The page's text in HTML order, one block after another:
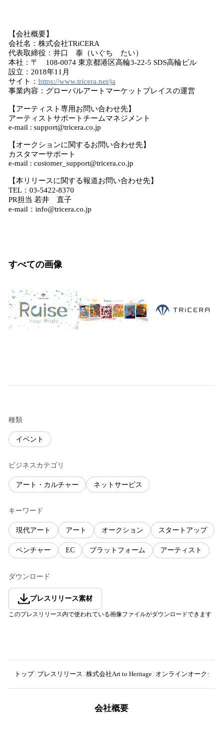
【会社概要】
会社名：株式会社TRiCERA
代表取締役：井口 泰（いぐち たい）
本社：〒 108-0074 東京都港区高輪3-22-5 SDS高輪ビル
設立：2018年11月
サイト： https://www.tricera.net/ja
事業内容：グローバルアートマーケットプレイスの運営
【アーティスト専用お問い合わせ先】
アーティストサポートチームマネジメント
e-mail : support@tricera.co.jp
【オークションに関するお問い合わせ先】
カスタマーサポート
e-mail : customer_support@tricera.co.jp
【本リリースに関する報道お問い合わせ先】
TEL：03-5422-8370
PR担当 若井 直子
e-mail：info@tricera.co.jp
すべての画像
種類
イベント
ビジネスカテゴリ
アート・カルチャー ネットサービス
キーワード
現代アート アート オークション スタートアップ
ベンチャー EC プラットフォーム アーティスト
ダウンロード
プレスリリース素材
このプレスリリース内で使われている画像ファイルがダウンロードできます
トップ プレスリリース 株式会社Art to Heritage オンラインオークシ
会社概要